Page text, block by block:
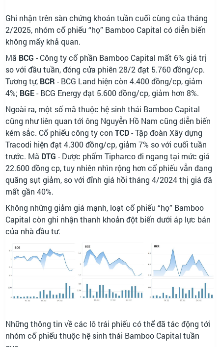
Ghi nhận trên sàn chứng khoán tuần cuối cùng của tháng
2/2025, nhóm cổ phiếu “họ” Bamboo Capital có diễn biến
không mấy khả quan.
Mã BCG- Công ty cổ phần Bamboo Capital mất 6% giá trị
so với đầu tuần, đóng cửa phiên 28/2 đạt 5.760 đồng/cp.
Tương tự, BCR- BCG Land hiện còn 4.400 đồng/cp, giảm
4%; BGE- BCG Energy đạt 5.600 đồng/cp, giảm hơn 8%.
Ngoài ra, một số mã thuộc hệ sinh thái Bamboo Capital
cũng như liên quan tới ông Nguyễn Hồ Nam cũng diễn biến
kém sắc. Cổ phiếu công ty conTCD- Tập đoàn Xây dựng
Tracodi hiện đạt 4.300 đồng/cp, giảm 7% so với cuối tuần
trước. Mã DTG- Dược phẩm Tipharco đi ngang tại mức giá
22.600 đồng cp, tuy nhiên nhìn rộng hơn cổ phiếu vẫn đang
quãng sụt giảm, so với đỉnh giá hồi tháng 4/2024 thị giá đã
mất gần 40%.
Không những giảm giá mạnh, loạt cổ phiếu “họ” Bamboo
Capital còn ghi nhận thanh khoản đột biến dưới áp lực bán
của nhà đầu tư.
Những thông tin về các lô trái phiếu có thể đã tác động tới
nhóm cổ phiếu thuộc hệ sinh thái Bamboo Capital tuần